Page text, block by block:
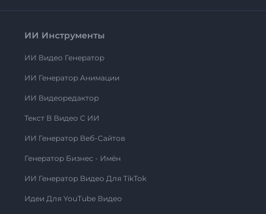
ИИ Инструменты
ИИ Видео Генератор
ИИ Генератор Анимации
ИИ Видеоредактор
Текст В Видео С ИИ
ИИ Генератор Веб-Сайтов
Генератор Бизнес - Имён
ИИ Генератор Видео Для TikTok
Идеи Для YouTube Видео